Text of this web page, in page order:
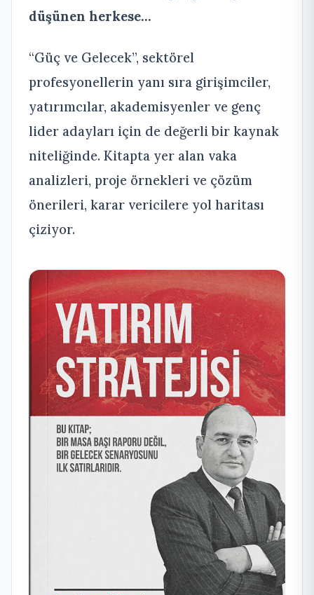
düşünen herkese…
“Güç ve Gelecek”, sektörel
profesyonellerin yanı sıra girişimciler,
yatırımcılar, akademisyenler ve genç
lider adayları için de değerli bir kaynak
niteliğinde. Kitapta yer alan vaka
analizleri, proje örnekleri ve çözüm
önerileri, karar vericilere yol haritası
çiziyor.